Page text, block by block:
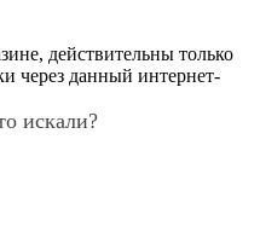
действительны только
через данный интернет-
искали?